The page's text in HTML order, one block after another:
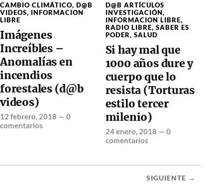
CAMBIO CLIMÁTICO, D@B
VIDEOS, INFORMACION
LIBRE
Imágenes
Increíbles –
Anomalías en
incendios
forestales (d@b
videos)
12 febrero, 2018 — 0
comentarios
D@B ARTÍCULOS
INVESTIGACIÓN,
INFORMACION LIBRE,
RADIO LIBRE, SABER ES
PODER, SALUD
Si hay mal que
1000 años dure y
cuerpo que lo
resista (Torturas
estilo tercer
milenio)
24 enero, 2018 — 0
comentarios
SIGUIENTE →